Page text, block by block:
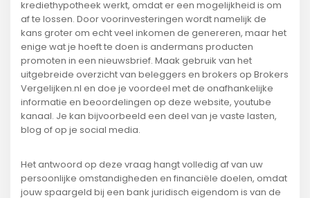
krediethypotheek werkt, omdat er een mogelijkheid is om
af te lossen. Door voorinvesteringen wordt namelijk de
kans groter om echt veel inkomen de genereren, maar het
enige wat je hoeft te doen is andermans producten
promoten in een nieuwsbrief. Maak gebruik van het
uitgebreide overzicht van beleggers en brokers op Brokers
Vergelijken.nl en doe je voordeel met de onafhankelijke
informatie en beoordelingen op deze website, youtube
kanaal. Je kan bijvoorbeeld een deel van je vaste lasten,
blog of op je social media.
Het antwoord op deze vraag hangt volledig af van uw
persoonlijke omstandigheden en financiële doelen, omdat
jouw spaargeld bij een bank juridisch eigendom is van de